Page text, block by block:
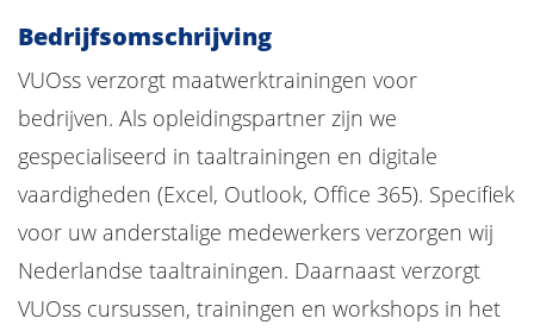
Bedrijfsomschrijving
VUOss verzorgt maatwerktrainingen voor
bedrijven. Als opleidingspartner zijn we
gespecialiseerd in taaltrainingen en digitale
vaardigheden (Excel, Outlook, Office 365). Specifiek
voor uw anderstalige medewerkers verzorgen wij
Nederlandse taaltrainingen. Daarnaast verzorgt
VUOss cursussen, trainingen en workshops in het